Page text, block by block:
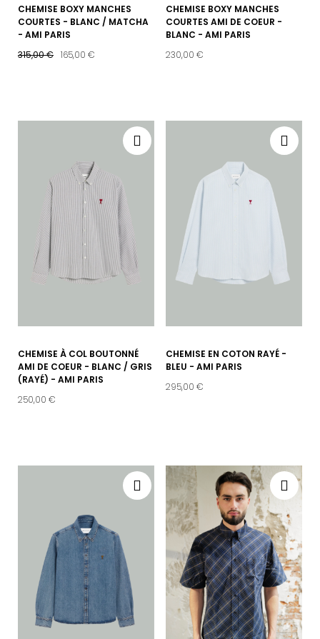
CHEMISE BOXY MANCHES
COURTES - BLANC / MATCHA
- AMI PARIS
315,00 € 165,00 €
CHEMISE BOXY MANCHES
COURTES AMI DE COEUR -
BLANC - AMI PARIS
230,00 €
CHEMISE À COL BOUTONNÉ
AMI DE COEUR - BLANC / GRIS
(RAYÉ) - AMI PARIS
250,00 €
CHEMISE EN COTON RAYÉ -
BLEU - AMI PARIS
295,00 €